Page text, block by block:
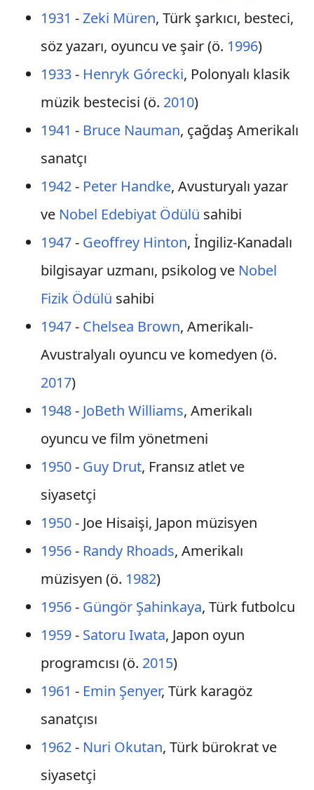
1931 -Zeki Müren, Türk şarkıcı, besteci,
söz yazarı, oyuncu ve şair (ö. 1996)
1933- Henryk Górecki, Polonyalı klasik
müzik bestecisi (ö. 2010)
1941 - Bruce Nauman, çağdaş Amerikalı
sanatçı
1942- Peter Handke, Avusturyalı yazar
ve Nobel Edebiyat Ödülü sahibi
1947- Geoffrey Hinton, İngiliz-Kanadalı
bilgisayar uzmanı, psikolog ve Nobel
Fizik Ödülü sahibi
1947- Chelsea Brown, Amerikalı-
Avustralyalı oyuncu ve komedyen (ö.
2017)
1948- JoBeth Williams, Amerikalı
oyuncu ve film yönetmeni
1950- Guy Drut, Fransız atlet ve
siyasetçi
1950- Joe Hisaişi, Japon müzisyen
1956- Randy Rhoads, Amerikalı
müzisyen (ö. 1982)
1956- Güngör Şahinkaya, Türk futbolcu
1959- Satoru Iwata, Japon oyun
programcısı (ö. 2015)
1961 - Emin Şenyer, Türk karagöz
sanatçısı
1962- Nuri Okutan, Türk bürokrat ve
siyasetçi